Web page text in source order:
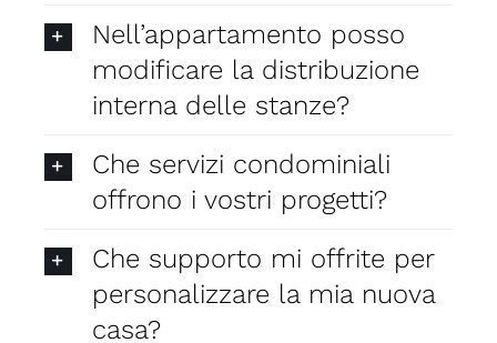
Nell’appartamento posso
modificare la distribuzione
interna delle stanze?
Che servizi condominiali
offrono i vostri progetti?
Che supporto mi offrite per
personalizzare la mia nuova
casa?